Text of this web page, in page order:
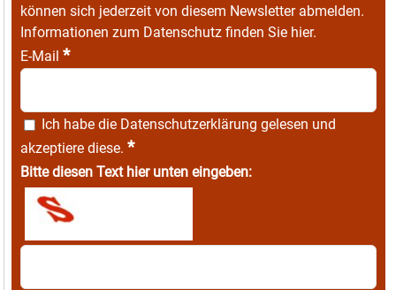
können sich jederzeit von diesem Newsletter abmelden.
Informationen zum Datenschutz finden Sie hier.
E-Mail *
Ich habe die Datenschutzerklärung gelesen und
akzeptiere diese. *
Bitte diesen Text hier unten eingeben: